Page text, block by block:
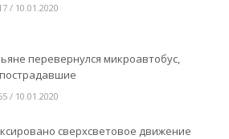
/ 10.01.2020
перевернулся микроавтобус,
/ 10.01.2020
сверхсветовое движение